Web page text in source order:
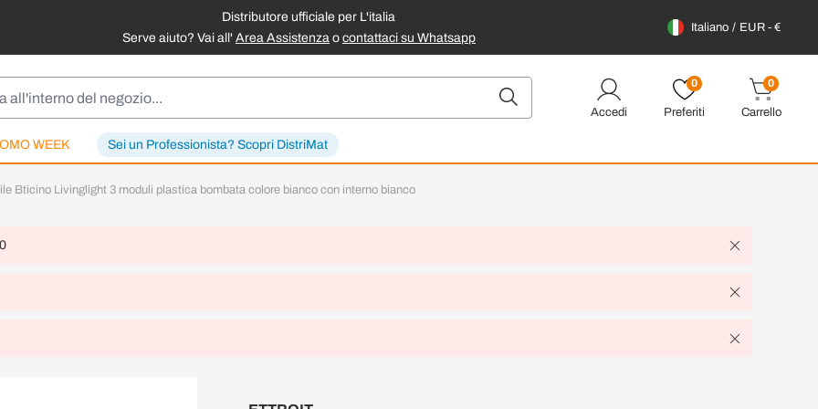
Distributore ufficiale per L'italia
Serve aiuto? Vai all' Area Assistenza o contattaci su Whatsapp
Italiano EUR - €
WEEK Sei un Professionista? Scopri DistriMat
Accedi
0
Preferiti
0
Carrello
Bticino Livinglight 3 moduli plastica bombata colore bianco con interno bianco